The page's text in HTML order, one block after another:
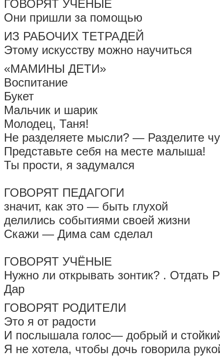
ГОВОРЯТ УЧЁНЫЕ
Они пришли за помощью
ИЗ РАБОЧИХ ТЕТРАДЕЙ
Этому искусству можно научиться
«МАМИНЫ ДЕТИ»
Воспитание
Букет
Мальчик и шарик
Молодец, Таня!
Не разделяете мысли? — Разделите
Представьте себя на месте малыша!
Ты прости, я задумался
ГОВОРЯТ ПЕДАГОГИ
значит, как это — быть глухой
делились событиями своей жизни
Скажи — Дима сам сделал
ГОВОРЯТ УЧЁНЫЕ
Нужно ли открывать зонтик? . Отдать
Дар
ГОВОРЯТ РОДИТЕЛИ
Это я от радости
И послышала голос— добрый и
Я не хотела, чтобы дочь говорила